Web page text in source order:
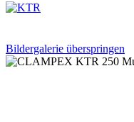
Bildergalerie überspringen